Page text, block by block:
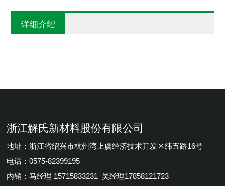
详细介绍
浙江解氏新材料股份有限公司
地址：浙江省绍兴市杭州湾上虞经济技术开发区纬五路16号
电话：0575-82399195
内销：马经理 15715833231 吴经理17858121723